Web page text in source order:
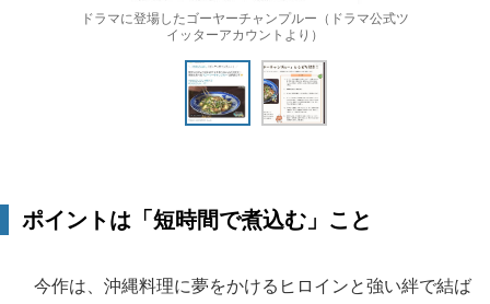
ドラマに登場したゴーヤーチャンプルー（ドラマ公式ツ
イッターアカウントより）
ポイントは「短時間で煮込む」こと
今作は、沖縄料理に夢をかけるヒロインと強い絆で結ば